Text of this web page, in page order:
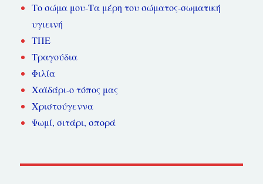
Το σώμα μου-Τα μέρη του σώματος-σωματική
υγιεινή
ΤΠΕ
Τραγούδια
Φιλία
Χαϊδάρι-ο τόπος μας
Χριστούγεννα
Ψωμί, σιτάρι, σπορά